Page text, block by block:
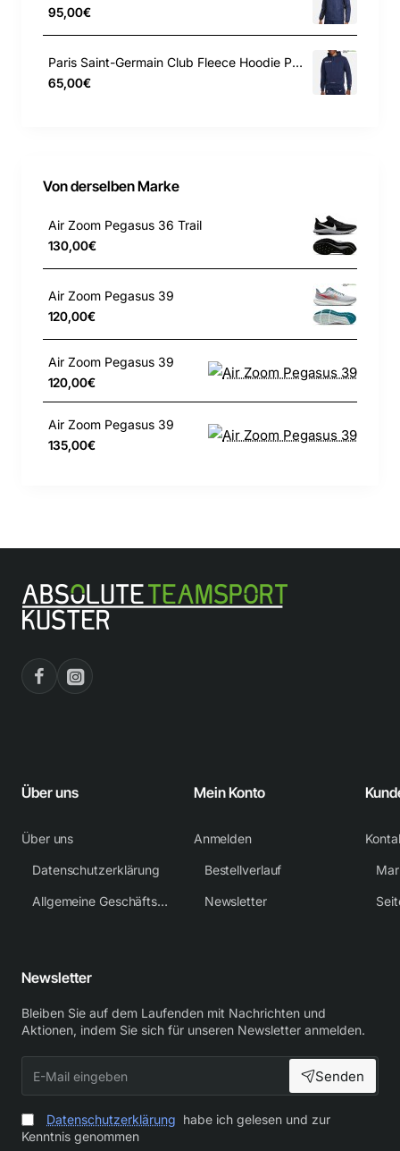
verdunstet, und ermöglicht so trockenen
Tragekomfort.
Repräsentiere PSG
wo du gerade unterwegs bist.
Tragegefühl
100 % Polyester
Maschinenwäsche
Importiert
95,00€
Paris Saint-Germain Club Fleece Hoodie Pullover
65,00€
Von derselben Marke
Air Zoom Pegasus 36 Trail
130,00€
Air Zoom Pegasus 39
120,00€
Air Zoom Pegasus 39
120,00€
Air Zoom Pegasus 39
135,00€
Über uns
Über uns
Datenschutzerklärung
Allgemeine Geschäftsbedingungen
Mein Konto
Anmelden
Bestellverlauf
Newsletter
Newsletter
Bleiben Sie auf dem Laufenden mit Nachrichten und
Aktionen, indem Sie sich für unseren Newsletter anmelden.
Mail
eingeben
Senden
Datenschutzerklärung habe ich gelesen und zur
Kenntnis genommen